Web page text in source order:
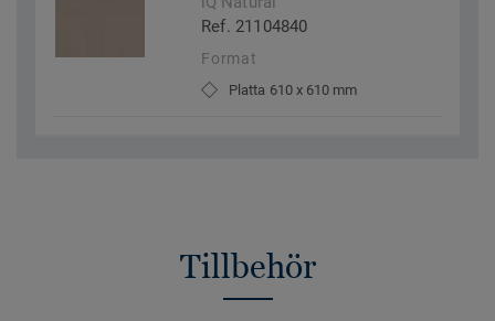
Ref. 21104840
Format
Platta 610 x 610 mm
Tillbehör